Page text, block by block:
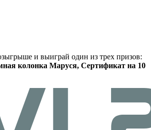
и выиграй один из трех призов:
колонка Маруся, Сертификат на 10